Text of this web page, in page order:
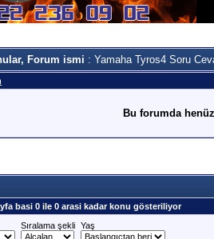
Forum ismi : Yamaha Tyros4 Soru
Bu forumda
basi 0 ile 0 arasi kadar konu gösteriliyor
Sıralama şekli Yaş